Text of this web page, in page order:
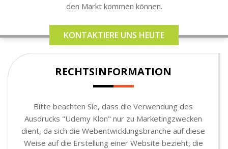
den Markt kommen können.
KONTAKTIERE UNS HEUTE
RECHTSINFORMATION
Bitte beachten Sie, dass die Verwendung des
Ausdrucks "Udemy Klon" nur zu Marketingzwecken
dient, da sich die Webentwicklungsbranche auf diese
Weise auf die Erstellung einer Website bezieht, die